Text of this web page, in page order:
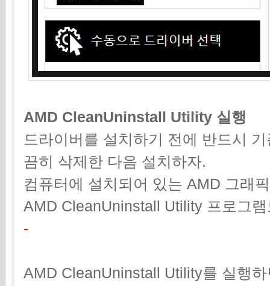
AMD CleanUninstall Utility 실행
드라이버를 설치하기 전에 반드시
끔히 삭제한 다음 설치하자.
컴퓨터에 설치되어 있는 AMD 그래
AMD CleanUninstall Utility 프로그
-
AMD CleanUninstall Utility를 실행